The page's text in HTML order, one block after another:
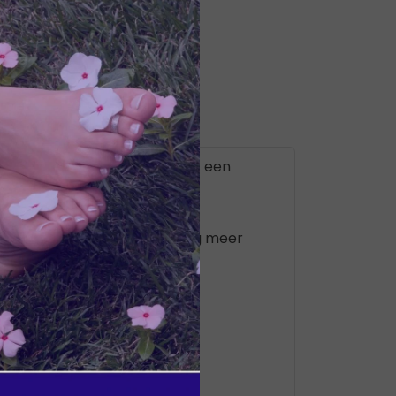
en zink. Deze gummy heeft een
en bevat daarnaast nog meer